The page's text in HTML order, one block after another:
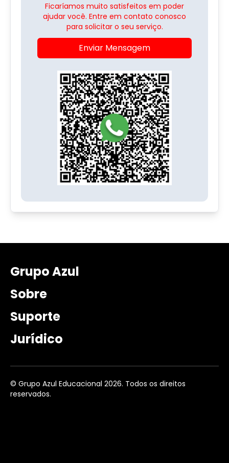
Ficaríamos muito satisfeitos em poder
ajudar você. Entre em contato conosco
para solicitar o seu serviço.
Enviar Mensagem
Grupo Azul
Sobre
Suporte
Jurídico
© Grupo Azul Educacional 2026. Todos os direitos
reservados.